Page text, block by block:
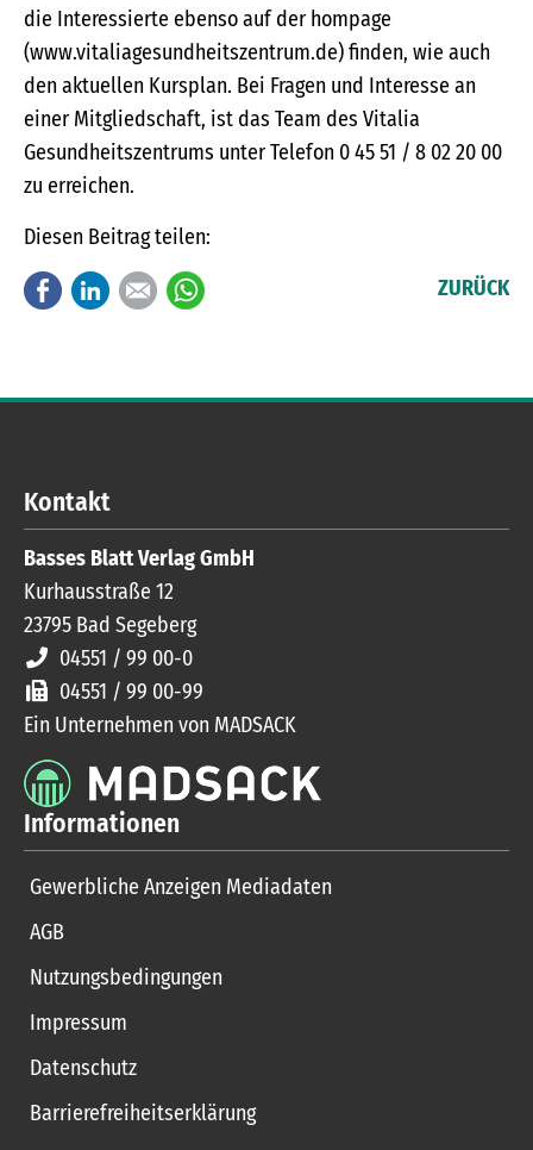
die Interessierte ebenso auf der hompage
(www.vitaliagesundheitszentrum.de) finden, wie auch
den aktuellen Kursplan. Bei Fragen und Interesse an
einer Mitgliedschaft, ist das Team des Vitalia
Gesundheitszentrums unter Telefon 0 45 51 / 8 02 20 00
zu erreichen.
Diesen Beitrag teilen:
FacebookLinkedInE-mail ZURÜCK
Kontakt
Basses Blatt Verlag GmbH
Kurhausstraße 12
23795 Bad Segeberg
04551 / 99 00-0
04551 / 99 00-99
Ein Unternehmen von MADSACK
Informationen
Gewerbliche Anzeigen Mediadaten
AGB
Nutzungsbedingungen
Impressum
Datenschutz
Barrierefreiheitserklärung